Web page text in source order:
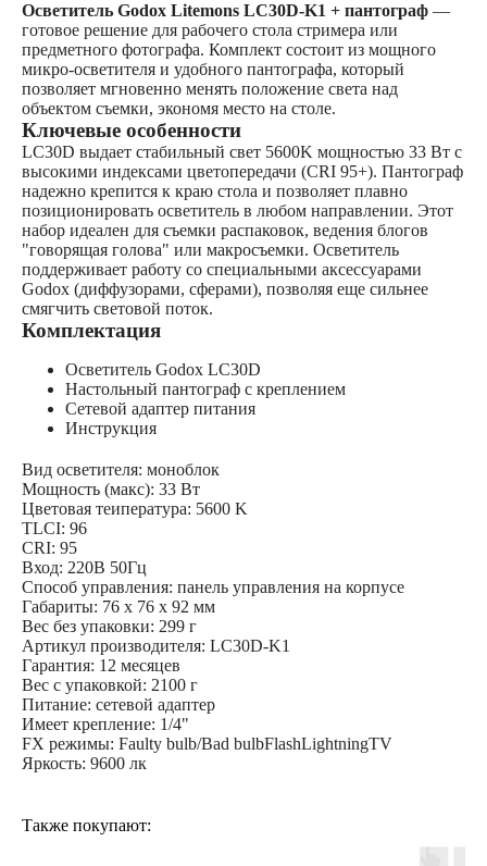
Осветитель Godox Litemons LC30D-K1 + пантограф —
готовое решение для рабочего стола стримера или
предметного фотографа. Комплект состоит из мощного
микро-осветителя и удобного пантографа, который
позволяет мгновенно менять положение света над
объектом съемки, экономя место на столе.
Ключевые особенности
LC30D выдает стабильный свет 5600K мощностью 33 Вт с
высокими индексами цветопередачи (CRI 95+). Пантограф
надежно крепится к краю стола и позволяет плавно
позиционировать осветитель в любом направлении. Этот
набор идеален для съемки распаковок, ведения блогов
"говорящая голова" или макросъемки. Осветитель
поддерживает работу со специальными аксессуарами
Godox (диффузорами, сферами), позволяя еще сильнее
смягчить световой поток.
Комплектация
Осветитель Godox LC30D
Настольный пантограф с креплением
Сетевой адаптер питания
Инструкция
Вид осветителя: моноблок
Мощность (макс): 33 Вт
Цветовая теипература: 5600 K
TLCI: 96
CRI: 95
Вход: 220В 50Гц
Способ управления: панель управления на корпусе
Габариты: 76 x 76 x 92 мм
Вес без упаковки: 299 г
Артикул производителя: LC30D-K1
Гарантия: 12 месяцев
Вес с упаковкой: 2100 г
Питание: сетевой адаптер
Имеет крепление: 1/4"
FX режимы: Faulty bulb/Bad bulbFlashLightningTV
Яркость: 9600 лк
Также покупают: